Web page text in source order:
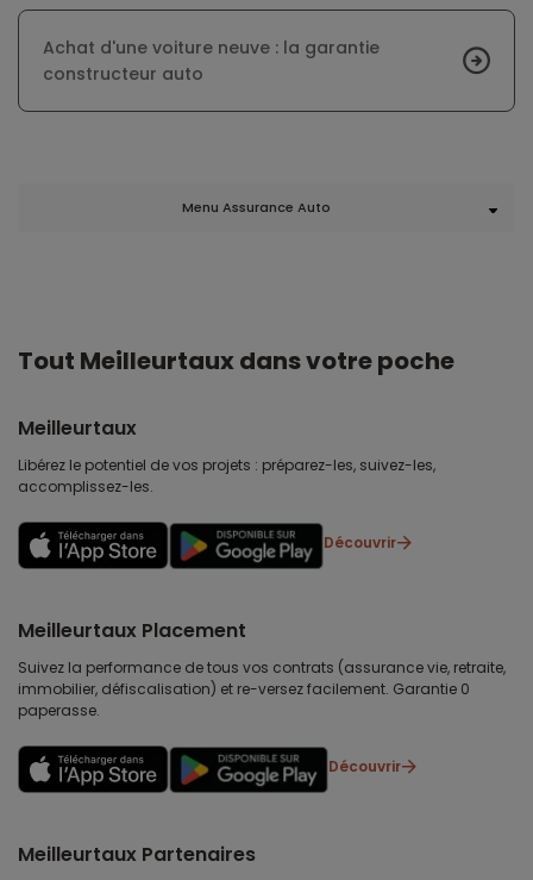
Achat d'une voiture neuve : la garantie
constructeur auto
Menu Assurance Auto
Tout Meilleurtaux dans votre poche
Meilleurtaux
Libérez le potentiel de vos projets : préparez-les, suivez-les,
accomplissez-les.
Découvrir
Meilleurtaux Placement
Suivez la performance de tous vos contrats (assurance vie, retraite,
immobilier, défiscalisation) et re-versez facilement. Garantie 0
paperasse.
Découvrir
Meilleurtaux Partenaires